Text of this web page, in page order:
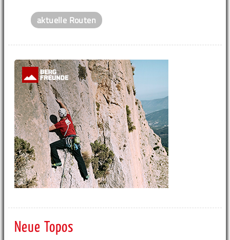
aktuelle Routen
Neue Topos